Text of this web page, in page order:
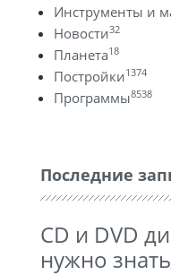
Инструменты и
Новости32
Планета18
Постройки1374
Программы8538
Последние
CD и DVD
нужно знать